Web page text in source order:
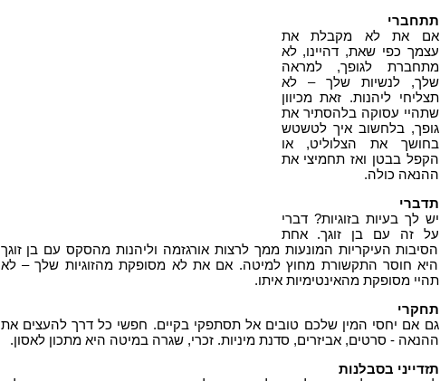
תתחברי
אם את לא מקבלת את
עצמך כפי שאת, דהיינו, לא
מתחברת לגופך, למראה
שלך, לנשיות שלך – לא
תצליחי ליהנות. זאת מכיוון
שתהיי עסוקה בלהסתיר את
גופך, בלחשוב איך לטשטש
בחושך את הצלוליט, או
הקפל בבטן ואז תחמיצי את
ההנאה כולה.
תדברי
יש לך בעיות בזוגיות? דברי
על זה עם בן זוגך. אחת
הסיבות העיקריות המונעות ממך לרצות אורגזמה וליהנות מהסקס עם בן זוגך
היא חוסר התקשורת מחוץ למיטה. אם את לא מסופקת מהזוגיות שלך – לא
תהיי מסופקת מהאינטימיות איתו.
תחקרי
גם אם יחסי המין שלכם טובים אל תסתפקי בקיים. חפשי כל דרך להעצים את
ההנאה - סרטים, אביזרים, סדנת מיניות. זכרי, שגרה במיטה היא מתכון לאסון.
תזדייני בסבלנות